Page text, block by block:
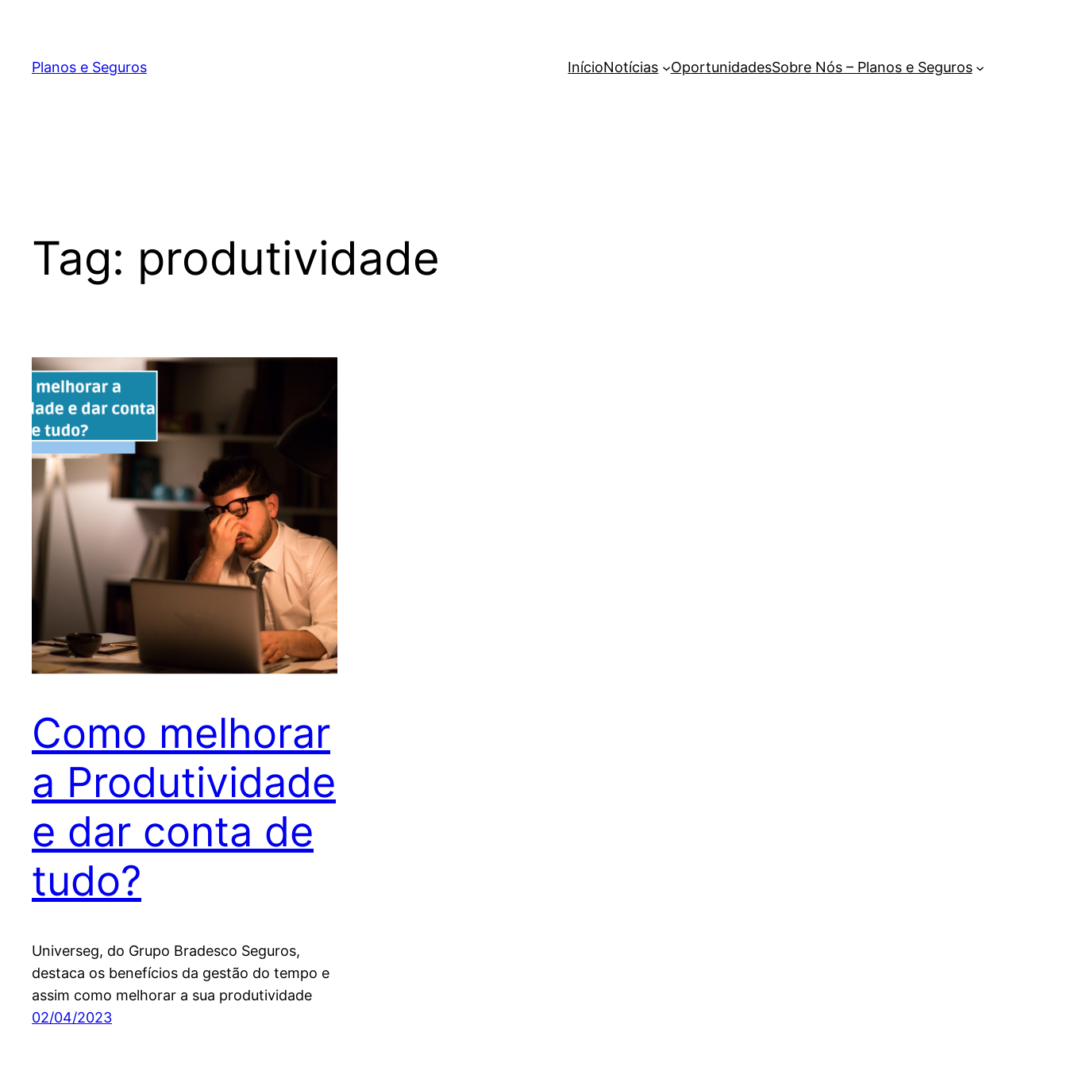
Planos e Seguros InícioNotícias OportunidadesSobre Nós – Planos e Seguros
Tag: produtividade
Como melhorar
a Produtividade
e dar conta de
tudo?
Universeg, do Grupo Bradesco Seguros,
destaca os benefícios da gestão do tempo e
assim como melhorar a sua produtividade
02/04/2023